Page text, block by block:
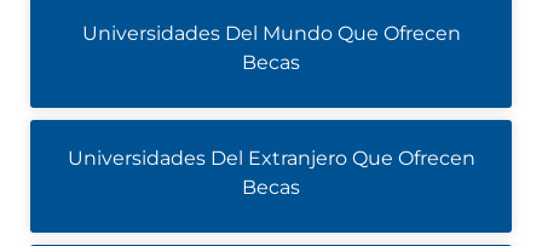
Universidades Del Mundo Que Ofrecen
Becas
Universidades Del Extranjero Que Ofrecen
Becas